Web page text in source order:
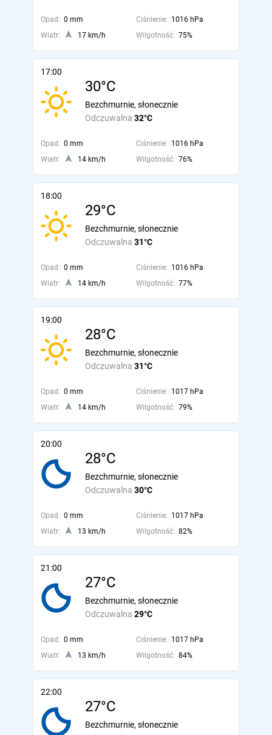
Opad: 0 mm Ciśnienie: 1016 hPa
Wiatr:
17 km/h Wilgotność: 75%
17:00
30°C
Odczuwalna 32°C
Bezchmurnie, słonecznie
Opad: 0 mm Ciśnienie: 1016 hPa
Wiatr:
14 km/h Wilgotność: 76%
18:00
29°C
Odczuwalna 31°C
Bezchmurnie, słonecznie
Opad: 0 mm Ciśnienie: 1016 hPa
Wiatr:
14 km/h Wilgotność: 77%
19:00
28°C
Odczuwalna 31°C
Bezchmurnie, słonecznie
Opad: 0 mm Ciśnienie: 1017 hPa
Wiatr:
14 km/h Wilgotność: 79%
20:00
28°C
Odczuwalna 30°C
Bezchmurnie, słonecznie
Opad: 0 mm Ciśnienie: 1017 hPa
Wiatr:
13 km/h Wilgotność: 82%
21:00
27°C
Odczuwalna 29°C
Bezchmurnie, słonecznie
Opad: 0 mm Ciśnienie: 1017 hPa
Wiatr:
13 km/h Wilgotność: 84%
22:00
27°C
Bezchmurnie, słonecznie